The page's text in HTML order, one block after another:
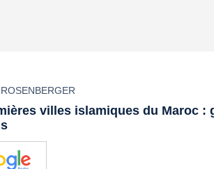
villes islamiques du Maroc :